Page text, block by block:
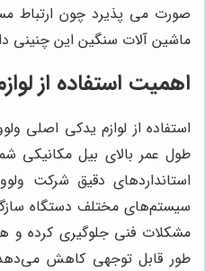
صورت می پذیرد چون ارتباط
ماشین آلات سنگین این چنینی
اهمیت استفاده از
استفاده از لوازم یدکی اصلی
طول عمر بالای بیل مکانیکی
استانداردهای دقیق شرکت
سیستم‌های مختلف دستگاه
مشکلات فنی جلوگیری کرده و
طور قابل توجهی کاهش